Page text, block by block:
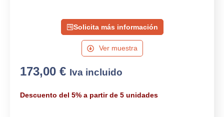
Solicita más información
Ver muestra
173,00 € Iva incluido
Descuento del 5% a partir de 5 unidades